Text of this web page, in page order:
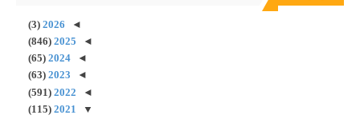
◄
2026
(3)
◄
2025
(846)
◄
2024
(65)
◄
2023
(63)
◄
2022
(591)
▼
2021
(115)